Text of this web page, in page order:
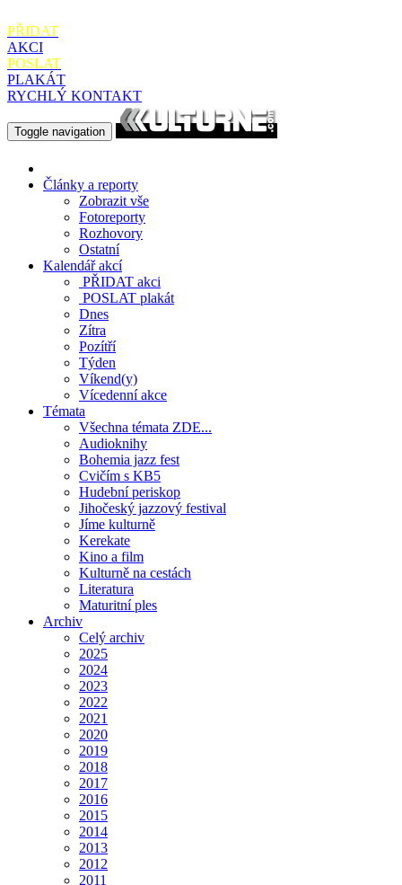
PŘIDAT
AKCI
POSLAT
PLAKÁT
RYCHLÝ KONTAKT
Toggle navigation
Články a reporty
Zobrazit vše
Fotoreporty
Rozhovory
Ostatní
Kalendář akcí
PŘIDAT akci
POSLAT plakát
Dnes
Zítra
Pozítří
Týden
Víkend(y)
Vícedenní akce
Témata
Všechna témata ZDE...
Audioknihy
Bohemia jazz fest
Cvičím s KB5
Hudební periskop
Jihočeský jazzový festival
Jíme kulturně
Kerekate
Kino a film
Kulturně na cestách
Literatura
Maturitní ples
Archiv
Celý archiv
2025
2024
2023
2022
2021
2020
2019
2018
2017
2016
2015
2014
2013
2012
2011